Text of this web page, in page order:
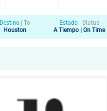
Destino
To
Houston
Estado
Status
A Tiempo | On Time